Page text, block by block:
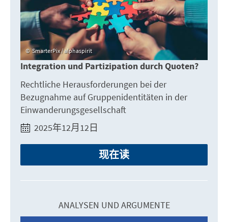
SmarterPix / alphaspirit
Integration und Partizipation durch Quoten?
Rechtliche Herausforderungen bei der
Bezugnahme auf Gruppenidentitäten in der
Einwanderungsgesellschaft
2025年12月12日
现在读
ANALYSEN UND ARGUMENTE